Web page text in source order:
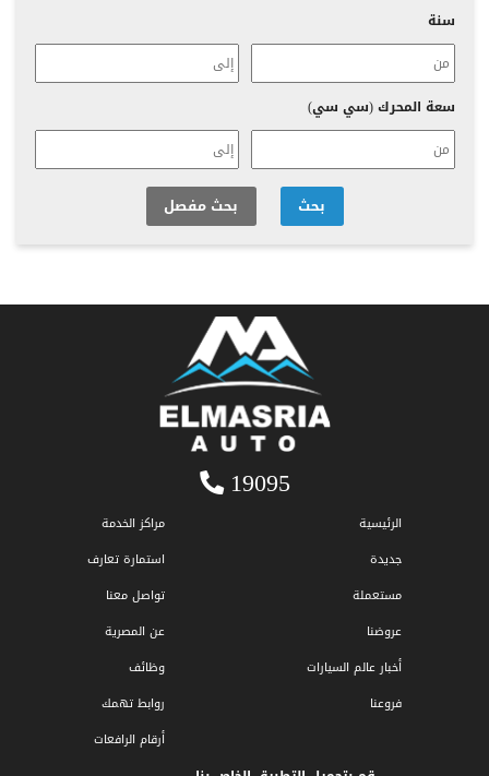
سنة
سعة المحرك (سي سي)
بحث بحث مفصل
19095
الرئيسية
جديدة
مستعملة
عروضنا
أخبار عالم السيارات
فروعنا
مراكز الخدمة
استمارة تعارف
تواصل معنا
عن المصرية
وظائف
روابط تهمك
أرقام الرافعات